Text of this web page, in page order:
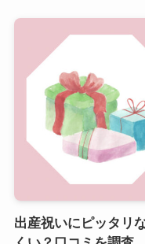
出産祝いにピッタリ